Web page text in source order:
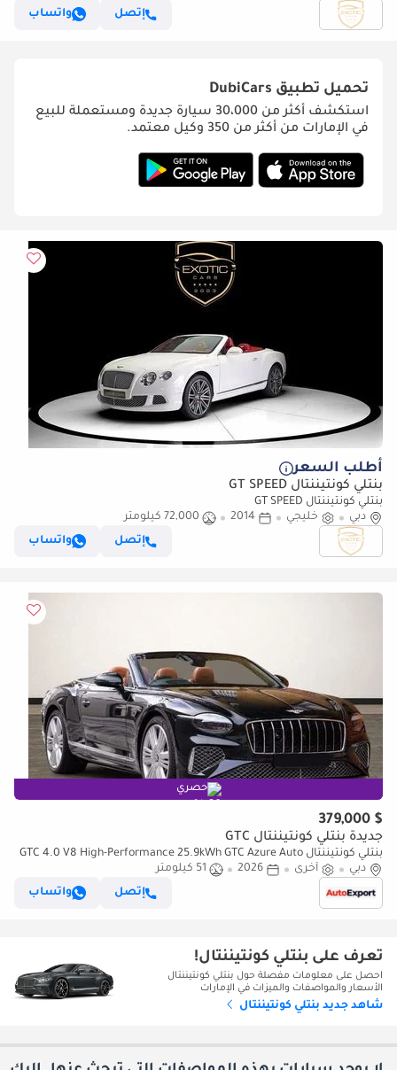
إتصل
واتساب
تحميل تطبيق DubiCars
استكشف أكثر من 30،000 سيارة جديدة ومستعملة للبيع
في الإمارات من أكثر من 350 وكيل معتمد.
أطلب السعر
بنتلي كونتيننتال GT SPEED
بنتلي كونتيننتال GT SPEED
دبي
خليجي 2014
72,000 كيلومتر
إتصل
واتساب
حصري
$ 379,000
جديدة بنتلي كونتيننتال GTC
بنتلي كونتيننتال GTC 4.0 V8 High-Performance 25.9kWh GTC Azure Auto
4WD Euro 6 (s/s) 2dr (EXPORT ONLY) Right hand drive
دبي أخرى 2026
51 كيلومتر
إتصل
واتساب
تعرف على بنتلي كونتيننتال!
احصل على معلومات مفصلة حول بنتلي كونتيننتال
الأسعار والمواصفات والميزات في الإمارات
شاهد جديد بنتلي كونتيننتال